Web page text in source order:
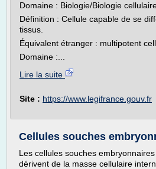
Domaine : Biologie/Biologie
Définition : Cellule capable de se
tissus.
Équivalent étranger : multipotent cell.
Domaine :...
Lire la suite
Site : https://www.legifrance.gouv.fr
Cellules souches
Les cellules souches
dérivent de la masse cellulaire